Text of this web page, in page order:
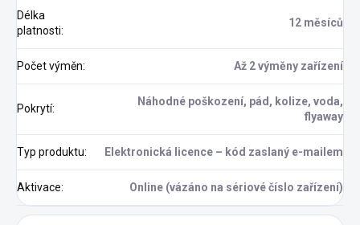
Délka
platnosti:
12 měsíců
Počet výměn: Až 2 výměny zařízení
Pokrytí:
Náhodné poškození, pád, kolize, voda,
flyaway
Typ produktu: Elektronická licence – kód zaslaný e-mailem
Aktivace: Online (vázáno na sériové číslo zařízení)